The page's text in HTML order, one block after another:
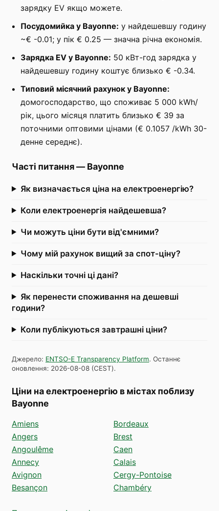
зарядку EV якщо можете.
Посудомийка у Bayonne: у найдешевшу годину
~€ -0.01; у пік € 0.25 — значна річна економія.
Зарядка EV у Bayonne: 50 кВт-год зарядка у
найдешевшу годину коштує близько € -0.34.
Типовий місячний рахунок у Bayonne:
домогосподарство, що споживає 5 000 kWh/
рік, цього місяця платить близько € 39 за
поточними оптовими цінами (€ 0.1057 /kWh 30-
денне середнє).
Часті питання— Bayonne
Як визначається ціна на електроенергію?
Коли електроенергія найдешевша?
Чи можуть ціни бути від'ємними?
Чому мій рахунок вищий за спот-ціну?
Наскільки точні ці дані?
Як перенести споживання на дешевші
години?
Коли публікуються завтрашні ціни?
Джерело: ENTSO-E Transparency Platform. Останнє
оновлення: 2026-08-08 (CEST).
Ціни на електроенергію в містах поблизу
Bayonne
Amiens
Angers
Angoulême
Annecy
Avignon
Besançon
Bordeaux
Brest
Caen
Calais
Cergy-Pontoise
Chambéry